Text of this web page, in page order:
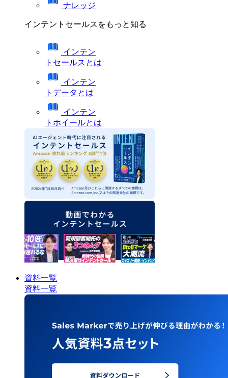
ナレッジ
インテントセールスをもっと知る
インテン
トセールスとは
インテン
トデータとは
インテン
トホイールとは
資料一覧
資料一覧